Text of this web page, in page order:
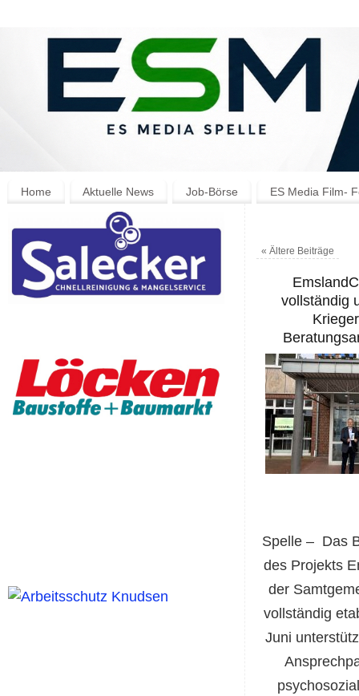
Home Aktuelle News Job-Börse ES Media Film-
« Ältere Beiträge
vollständig
Spelle – Das
des Projekts
der
vollständig
Juni